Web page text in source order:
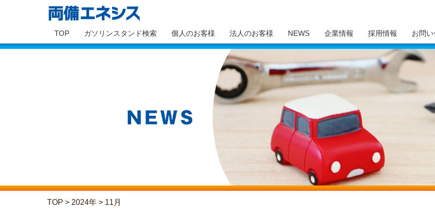
TOP ガソリンスタンド検索 個人のお客様 法人のお客様 NEWS 企業情報 採用情報 お問
TOP > 2024年 > 11月